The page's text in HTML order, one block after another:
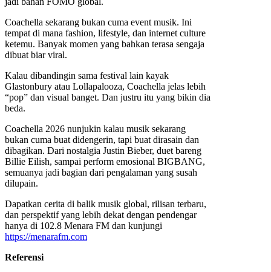
Coachella sekarang bukan cuma event musik. Ini
tempat di mana fashion, lifestyle, dan internet culture
ketemu. Banyak momen yang bahkan terasa sengaja
dibuat biar viral.
Kalau dibandingin sama festival lain kayak
Glastonbury atau Lollapalooza, Coachella jelas lebih
“pop” dan visual banget. Dan justru itu yang bikin dia
beda.
Coachella 2026 nunjukin kalau musik sekarang
bukan cuma buat didengerin, tapi buat dirasain dan
dibagikan. Dari nostalgia Justin Bieber, duet bareng
Billie Eilish, sampai perform emosional BIGBANG,
semuanya jadi bagian dari pengalaman yang susah
dilupain.
Dapatkan cerita di balik musik global, rilisan terbaru,
dan perspektif yang lebih dekat dengan pendengar
hanya di 102.8 Menara FM dan kunjungi
https://menarafm.com
Referensi